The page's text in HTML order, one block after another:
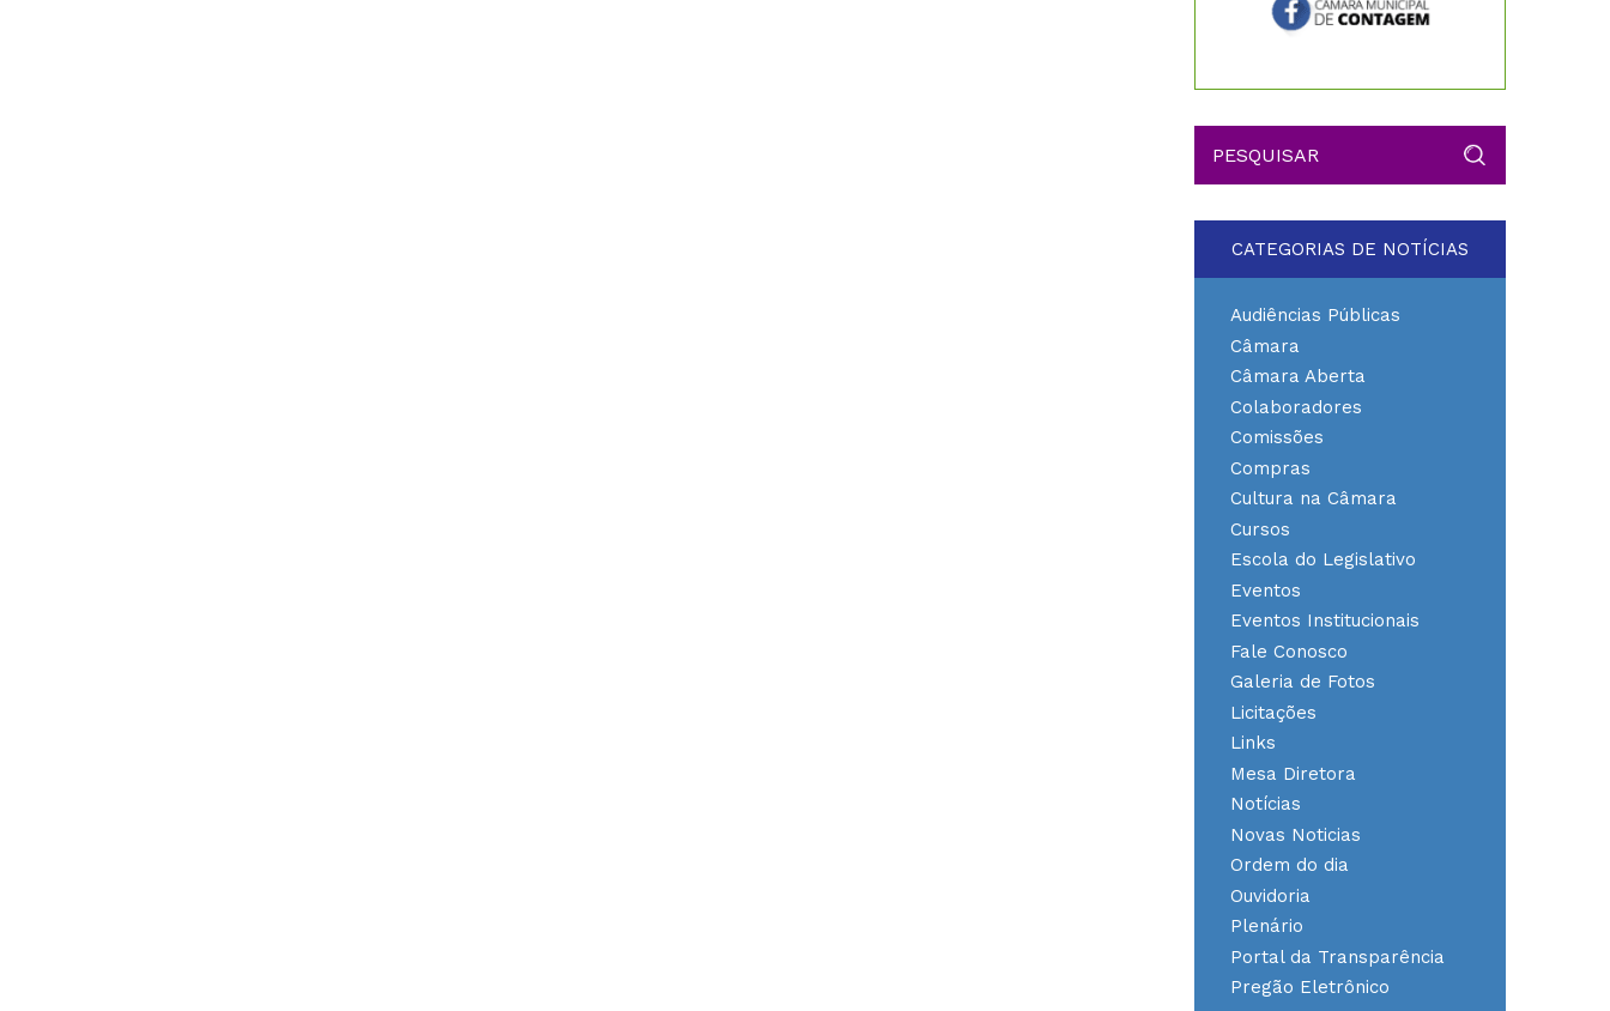
CATEGORIAS DE NOTÍCIAS
Audiências Públicas
Câmara
Câmara Aberta
Colaboradores
Comissões
Compras
Cultura na Câmara
Cursos
Escola do Legislativo
Eventos
Eventos Institucionais
Fale Conosco
Galeria de Fotos
Licitações
Links
Mesa Diretora
Notícias
Novas Noticias
Ordem do dia
Ouvidoria
Plenário
Portal da Transparência
Pregão Eletrônico